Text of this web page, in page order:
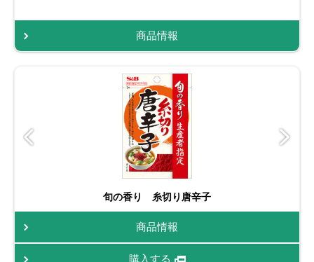
商品情報
旬の香り 糸切り唐辛子
商品情報
購入する